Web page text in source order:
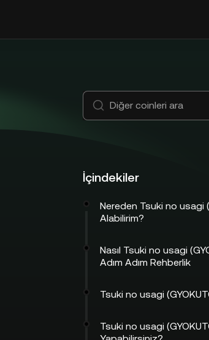
İçindekiler
Nereden Tsuki no usagi
Alabilirim?
Nasıl Tsuki no usagi
Adım Adım Rehberlik
Tsuki no usagi
Tsuki no usagi